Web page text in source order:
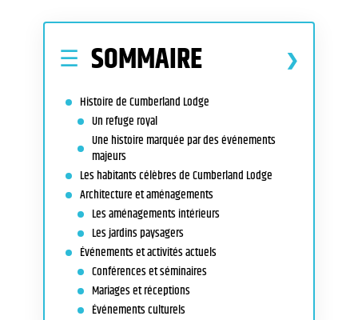
SOMMAIRE
Histoire de Cumberland Lodge
Un refuge royal
Une histoire marquée par des événements
majeurs
Les habitants célèbres de Cumberland Lodge
Architecture et aménagements
Les aménagements intérieurs
Les jardins paysagers
Événements et activités actuels
Conférences et séminaires
Mariages et réceptions
Événements culturels